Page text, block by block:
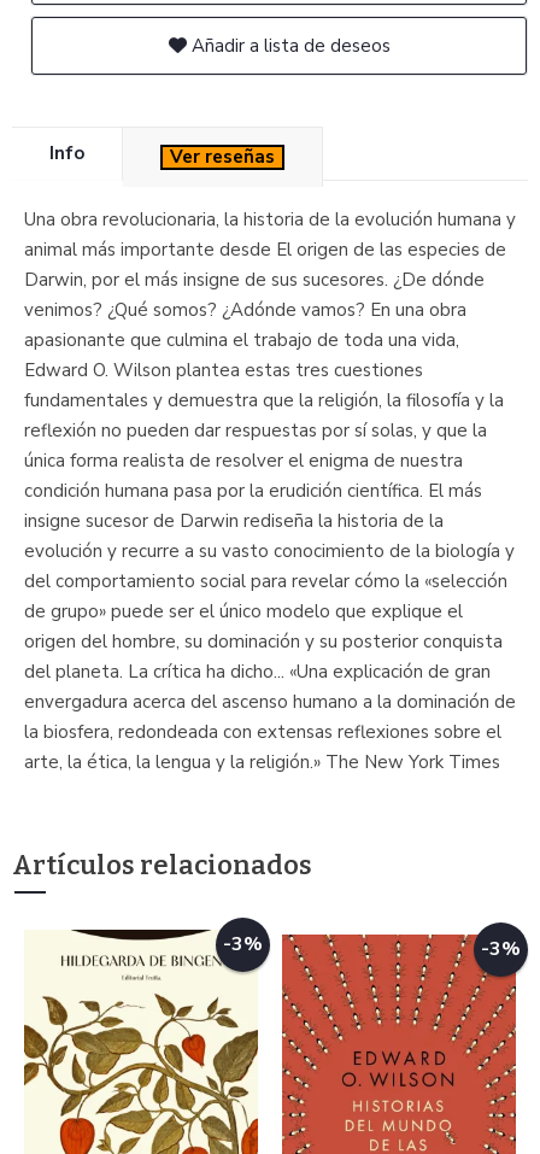
Añadir a lista de deseos
Info Ver reseñas
Una obra revolucionaria, la historia de la evolución humana y
animal más importante desde El origen de las especies de
Darwin, por el más insigne de sus sucesores. ¿De dónde
venimos? ¿Qué somos? ¿Adónde vamos? En una obra
apasionante que culmina el trabajo de toda una vida,
Edward O. Wilson plantea estas tres cuestiones
fundamentales y demuestra que la religión, la filosofía y la
reflexión no pueden dar respuestas por sí solas, y que la
única forma realista de resolver el enigma de nuestra
condición humana pasa por la erudición científica. El más
insigne sucesor de Darwin rediseña la historia de la
evolución y recurre a su vasto conocimiento de la biología y
del comportamiento social para revelar cómo la «selección
de grupo» puede ser el único modelo que explique el
origen del hombre, su dominación y su posterior conquista
del planeta. La crítica ha dicho... «Una explicación de gran
envergadura acerca del ascenso humano a la dominación de
la biosfera, redondeada con extensas reflexiones sobre el
arte, la ética, la lengua y la religión.» The New York Times
Artículos relacionados
-3% -3%